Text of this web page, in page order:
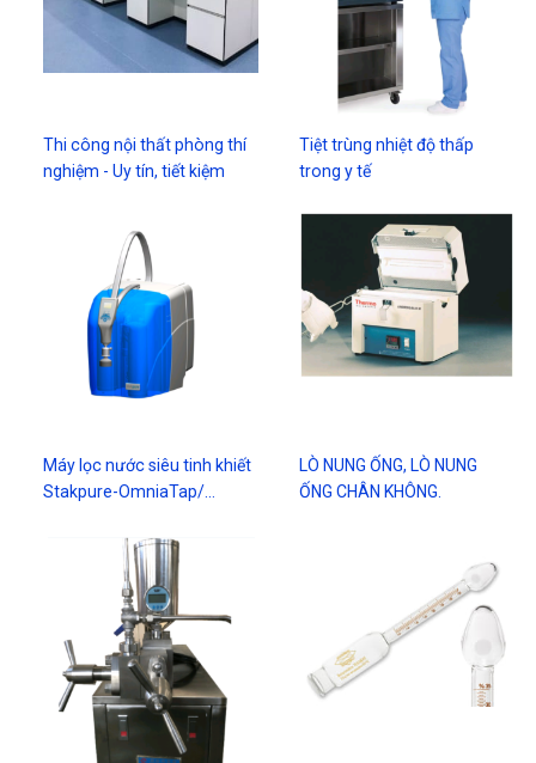
Thi công nội thất phòng thí
nghiệm - Uy tín, tiết kiệm
Tiệt trùng nhiệt độ thấp
trong y tế
Máy lọc nước siêu tinh khiết
Stakpure-OmniaTap/…
LÒ NUNG ỐNG, LÒ NUNG
ỐNG CHÂN KHÔNG.